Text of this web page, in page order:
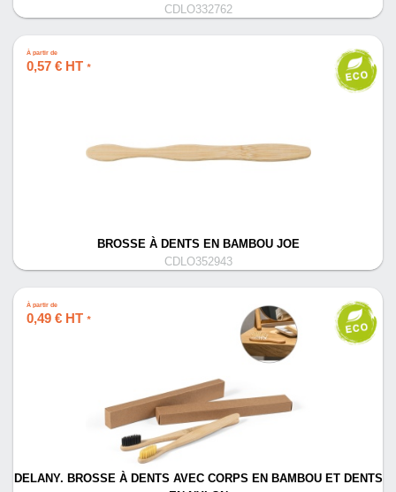
CDLO332762
À partir de
0,57 € HT *
BROSSE À DENTS EN BAMBOU JOE
CDLO352943
À partir de
0,49 € HT *
DELANY. BROSSE À DENTS AVEC CORPS EN BAMBOU ET DENTS